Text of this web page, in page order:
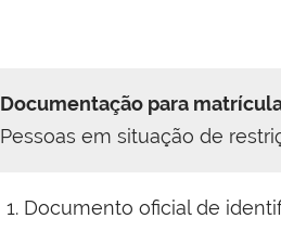
Documentação para
Pessoas em situação de
1. Documento oficial de